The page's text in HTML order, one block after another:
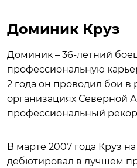
Доминик Круз
Доминик – 36-летний
профессиональную
2 года он проводил бои в
организациях Северной
профессиональный
В марте 2007 года Круз
дебютировал в лучшем